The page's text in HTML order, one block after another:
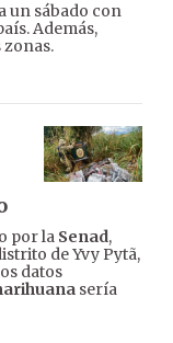
un sábado con
Además,
por la Senad,
de Yvy Pytã,
datos
sería